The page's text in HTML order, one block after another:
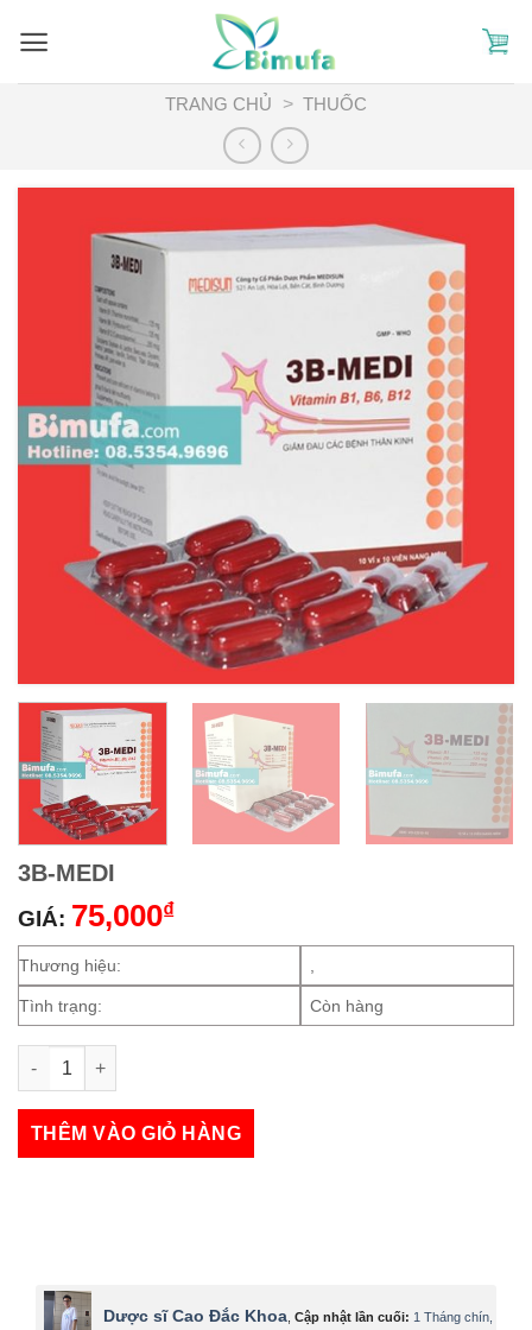
TRANG CHỦ
> THUỐC
3B-MEDI
GIÁ: 75,000₫
Thương hiệu: ,
Tình trạng: Còn hàng
THÊM VÀO GIỎ HÀNG
Dược sĩ Cao Đắc Khoa Cập nhật lần cuối: 1 Tháng chín,